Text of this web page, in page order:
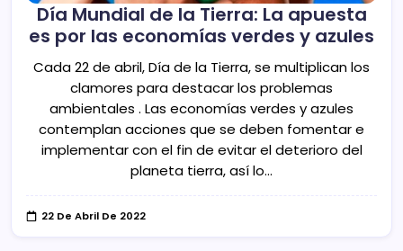
Día Mundial de la Tierra: La apuesta
es por las economías verdes y azules
Cada 22 de abril, Día de la Tierra, se multiplican los
clamores para destacar los problemas
ambientales . Las economías verdes y azules
contemplan acciones que se deben fomentar e
implementar con el fin de evitar el deterioro del
planeta tierra, así lo…
22 De Abril De 2022